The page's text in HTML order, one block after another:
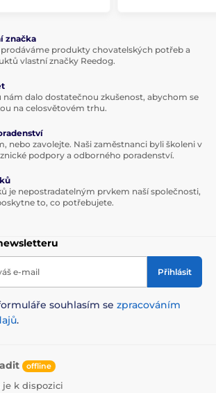
si snadno zamilujete!
snadno zamilujete!
i praktický je proto i design vodítka
se mohou změnit bez
v kategoriích
Samonavíjecí vodítka
značka
produkty chovatelských potřeb a
vlastní značky Reedog.
nám dalo dostatečnou zkušenost, abychom se
na celosvětovém trhu.
nebo zavolejte. Naši zaměstnanci byli školeni v
podpory a odborného poradenství.
je nepostradatelným prvkem naší společnosti,
to, co potřebujete.
e-mail Přihlásit
souhlasím se zpracováním
.
offline
je k dispozici